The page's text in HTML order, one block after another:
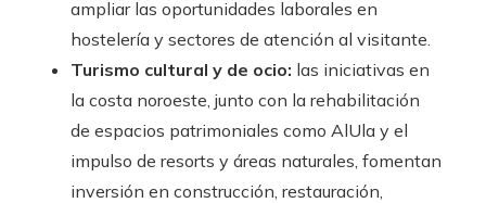
ampliar las oportunidades laborales en
hostelería y sectores de atención al visitante.
Turismo cultural y de ocio: las iniciativas en
la costa noroeste, junto con la rehabilitación
de espacios patrimoniales como AlUla y el
impulso de resorts y áreas naturales, fomentan
inversión en construcción, restauración,